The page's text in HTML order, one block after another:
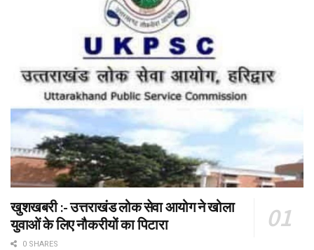
खुशखबरी :- उत्तराखंड लोक सेवा आयोग ने खोला
युवाओं के लिए नौकरीयों का पिटारा
0 SHARES